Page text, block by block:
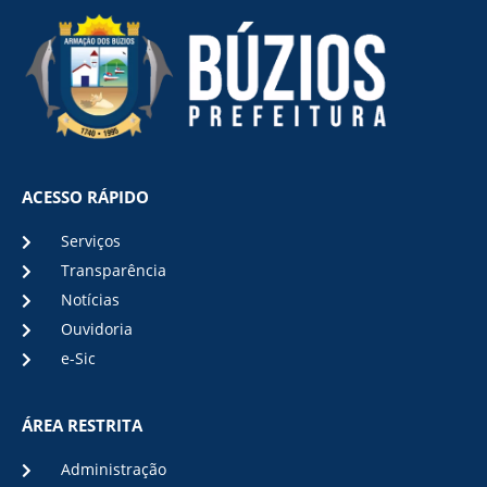
ACESSO RÁPIDO
Serviços
Transparência
Notícias
Ouvidoria
e-Sic
ÁREA RESTRITA
Administração